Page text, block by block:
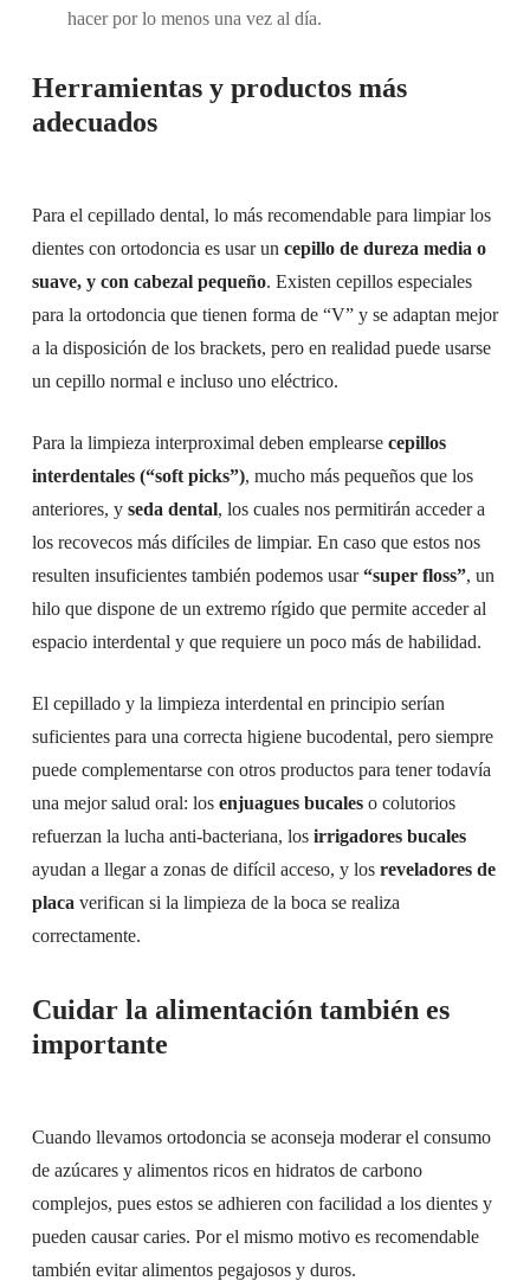
hacer por lo menos una vez al día.
Herramientas y productos más
adecuados
Para el cepillado dental, lo más recomendable para limpiar los
dientes con ortodoncia es usar un cepillo de dureza media o
suave, y con cabezal pequeño. Existen cepillos especiales
para la ortodoncia que tienen forma de “V” y se adaptan mejor
a la disposición de los brackets, pero en realidad puede usarse
un cepillo normal e incluso uno eléctrico.
Para la limpieza interproximal deben emplearse cepillos
interdentales (“soft picks”), mucho más pequeños que los
anteriores, y seda dental, los cuales nos permitirán acceder a
los recovecos más difíciles de limpiar. En caso que estos nos
resulten insuficientes también podemos usar“super floss”, un
hilo que dispone de un extremo rígido que permite acceder al
espacio interdental y que requiere un poco más de habilidad.
El cepillado y la limpieza interdental en principio serían
suficientes para una correcta higiene bucodental, pero siempre
puede complementarse con otros productos para tener todavía
una mejor salud oral: los enjuagues bucaleso colutorios
refuerzan la lucha anti-bacteriana, los irrigadores bucales
ayudan a llegar a zonas de difícil acceso, y los reveladores de
placa verifican si la limpieza de la boca se realiza
correctamente.
Cuidar la alimentación también es
importante
Cuando llevamos ortodoncia se aconseja moderar el consumo
de azúcares y alimentos ricos en hidratos de carbono
complejos, pues estos se adhieren con facilidad a los dientes y
pueden causar caries. Por el mismo motivo es recomendable
también evitar alimentos pegajosos y duros.